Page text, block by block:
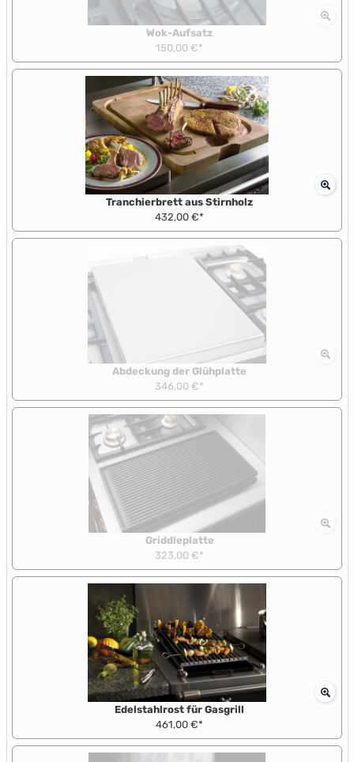
Wok-Aufsatz
150,00 €*
Tranchierbrett aus Stirnholz
432,00 €*
Abdeckung der Glühplatte
346,00 €*
Griddleplatte
323,00 €*
Edelstahlrost für Gasgrill
461,00 €*